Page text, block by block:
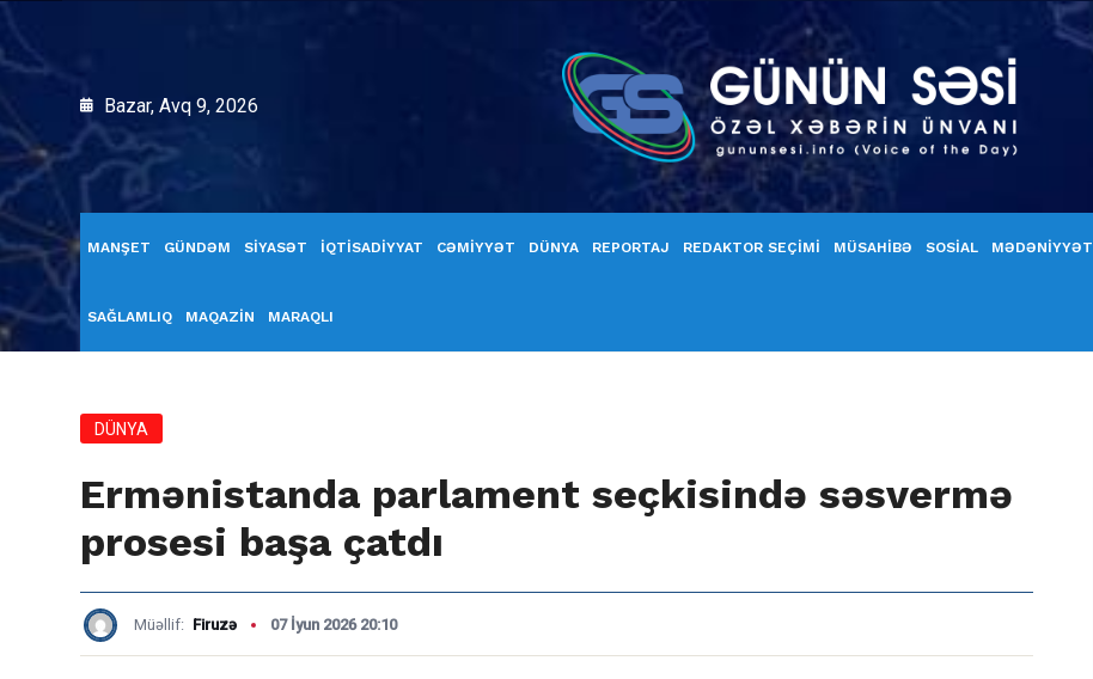
Bazar, Avq 9, 2026
MANŞET GÜNDƏM SİYASƏT İQTİSADİYYAT CƏMİYYƏT DÜNYA REPORTAJ REDAKTOR SEÇİMİ MÜSAHİBƏ SOSİAL MƏDƏNİYYƏT
SAĞLAMLIQ MAQAZİN MARAQLI
DÜNYA
Ermənistanda parlament seçkisində səsvermə
prosesi başa çatdı
Müəllif: Firuzə 07 İyun 2026 20:10